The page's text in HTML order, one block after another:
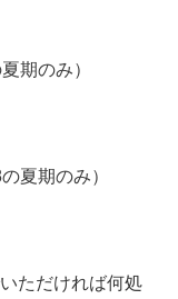
期のみ）
夏期のみ）
ただければ何処